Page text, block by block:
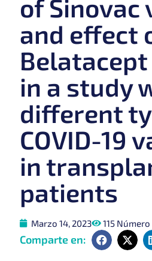
of Sinovac
and effect
in a study
different
COVID-19
in
patients
Marzo 14, 2023 115
Comparte en: